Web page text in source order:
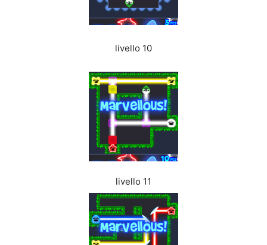
livello 10
livello 11